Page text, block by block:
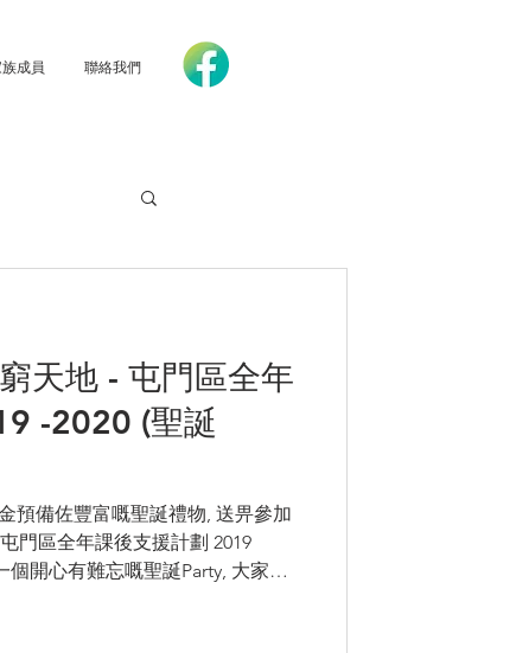
成員 聯絡我們
天地 - 屯門區全年
-2020 (聖誕
預備佐豐富嘅聖誕禮物, 送畀參加
門區全年課後支援計劃 2019
開心有難忘嘅聖誕Party, 大家睇